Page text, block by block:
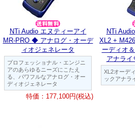
NTi Audio エヌティーアイ
MR-PRO ◆ アナログ・オーデ
ィオジェネレータ
プロフェッショナル・エンジニ
アのあらゆるニーズにこたえ
る、パワフルなアナログ・オー
ディオジェネレータ
特価：177,100円(税込)
NTi
XL2 +
ーディオ
アナライ
XL2オーデ
ックアナラ